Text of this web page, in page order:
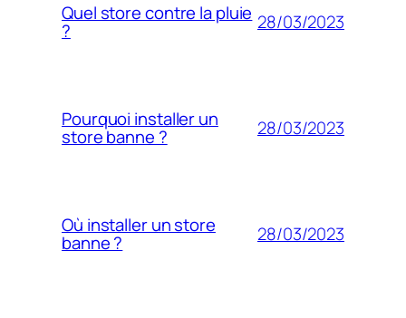
Quel store contre la pluie
? 28/03/2023
Pourquoi installer un
store banne ? 28/03/2023
Où installer un store
banne ? 28/03/2023